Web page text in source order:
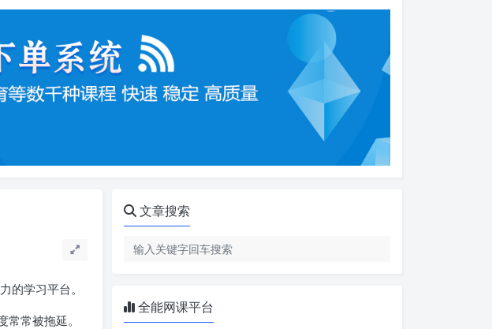
的学习平台。
常被拖延。
文章搜索
全能网课平台